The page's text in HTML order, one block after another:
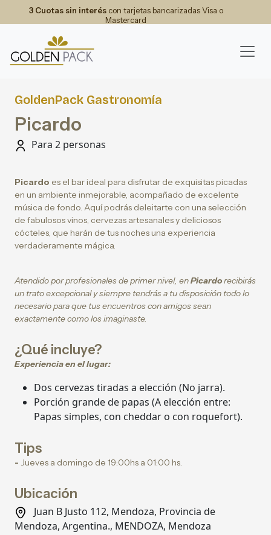
3 Cuotas sin interéscon tarjetas bancarizadas Visa o
Mastercard
GoldenPack Gastronomía
Picardo
Para 2 personas
Picardo es el bar ideal para disfrutar de exquisitas picadas
en un ambiente inmejorable, acompañado de excelente
música de fondo. Aquí podrás deleitarte con una selección
de fabulosos vinos, cervezas artesanales y deliciosos
cócteles, que harán de tus noches una experiencia
verdaderamente mágica.
Atendido por profesionales de primer nivel, enPicardorecibirás
un trato excepcional y siempre tendrás a tu disposición todo lo
necesario para que tus encuentros con amigos sean
exactamente como los imaginaste.
¿Qué incluye?
Experiencia en el lugar:
Dos cervezas tiradas a elección (No jarra).
Porción grande de papas (A elección entre:
Papas simples, con cheddar o con roquefort).
Tips
- Jueves a domingo de 19:00hs a 01:00 hs.
Ubicación
Juan B Justo 112, Mendoza, Provincia de
Mendoza, Argentina., MENDOZA, Mendoza